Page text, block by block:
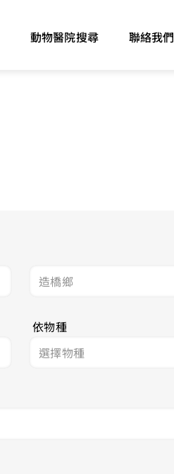
動物醫院搜尋 聯絡我們
依物種